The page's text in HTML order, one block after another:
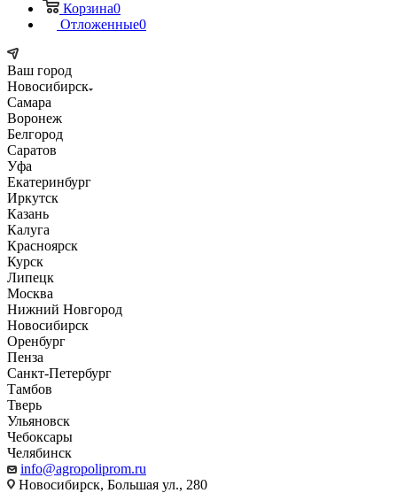
Корзина0
Отложенные0
Ваш город
Новосибирск
Самара
Воронеж
Белгород
Саратов
Уфа
Екатеринбург
Иркутск
Казань
Калуга
Красноярск
Курск
Липецк
Москва
Нижний Новгород
Новосибирск
Оренбург
Пенза
Санкт-Петербург
Тамбов
Тверь
Ульяновск
Чебоксары
Челябинск
info@agropoliprom.ru
Новосибирск, Большая ул., 280